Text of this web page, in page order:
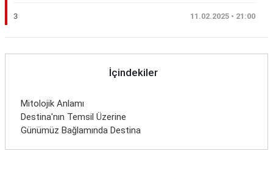
3 11.02.2025 • 21:00
İçindekiler
Mitolojik Anlamı
Destina'nın Temsil Üzerine
Günümüz Bağlamında Destina